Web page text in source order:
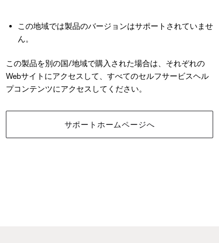
この地域では製品のバージョンはサポートされていませ
ん。
この製品を別の国/地域で購入された場合は、それぞれの
Webサイトにアクセスして、すべてのセルフサービスヘル
プコンテンツにアクセスしてください。
サポートホームページへ